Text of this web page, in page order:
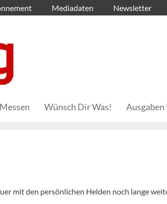
Mediadaten Newsletter
Messen Wünsch Dir Was!
mit den persönlichen Helden noch lange